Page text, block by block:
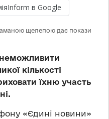
в Google
щелепою дає покази
кількості
їхню участь
«Єдині новини»